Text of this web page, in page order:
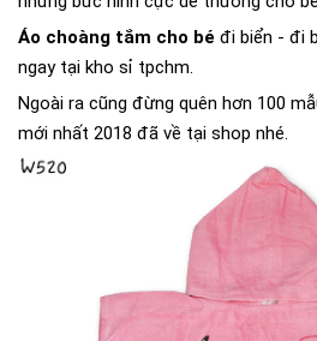
Áo choàng tắm cho bé đi biển - đi
ngay tại kho sỉ tpchm.
Ngoài ra cũng đừng quên hơn 100
mới nhất 2018 đã về tại shop nhé.